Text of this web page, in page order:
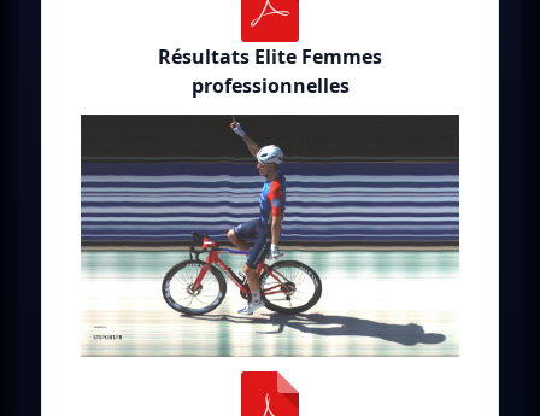
Résultats Elite Femmes
professionnelles